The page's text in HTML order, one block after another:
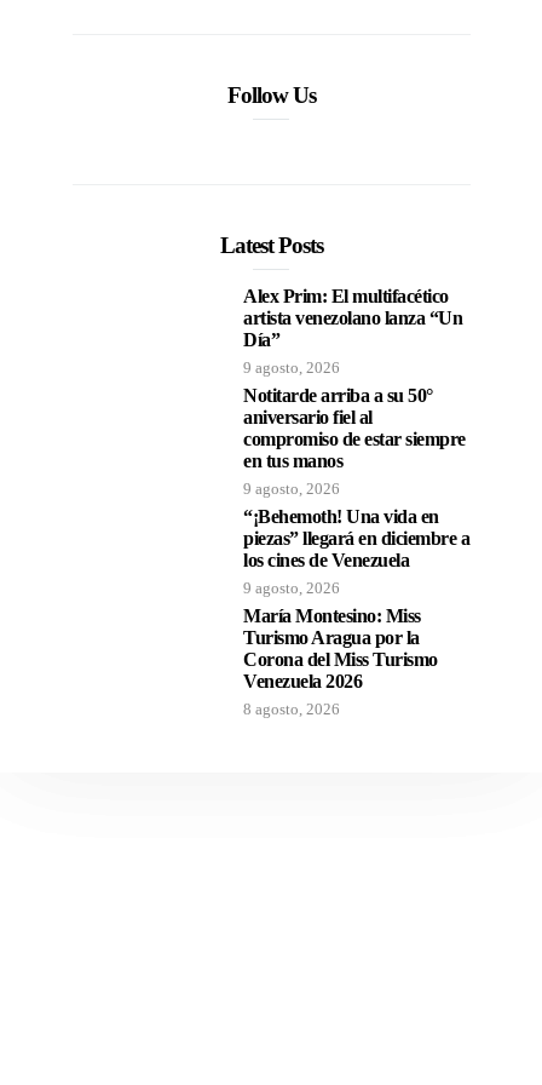
Follow Us
Latest Posts
Alex Prim: El multifacético
artista venezolano lanza “Un
Día”
9 agosto, 2026
Notitarde arriba a su 50°
aniversario fiel al
compromiso de estar siempre
en tus manos
9 agosto, 2026
“¡Behemoth! Una vida en
piezas” llegará en diciembre a
los cines de Venezuela
9 agosto, 2026
María Montesino: Miss
Turismo Aragua por la
Corona del Miss Turismo
Venezuela 2026
8 agosto, 2026